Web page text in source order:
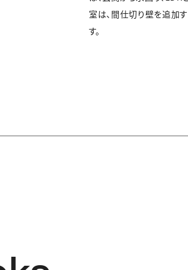
室は、間仕切り壁を追加
す。